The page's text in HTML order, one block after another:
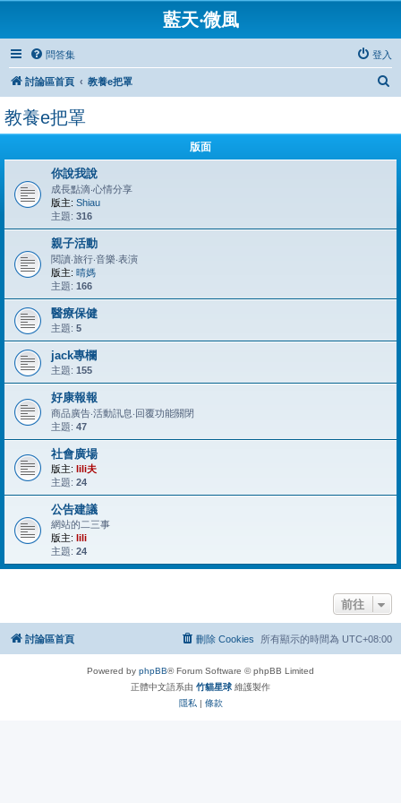
藍天‧微風
問答集 登入
討論區首頁 教養e把罩
教養e把罩
版面
你說我說
成長點滴‧心情分享
版主: Shiau
主題: 316
親子活動
閱讀‧旅行‧音樂‧表演
版主: 晴媽
主題: 166
醫療保健
主題: 5
jack專欄
主題: 155
好康報報
商品廣告‧活動訊息‧回覆功能關閉
主題: 47
社會廣場
版主: lili夫
主題: 24
公告建議
網站的二三事
版主: lili
主題: 24
前往
討論區首頁 所有顯示的時間為 UTC+08:00
刪除 Cookies
Powered by phpBB® Forum Software © phpBB Limited
正體中文語系由 竹貓星球 維護製作
隱私 | 條款